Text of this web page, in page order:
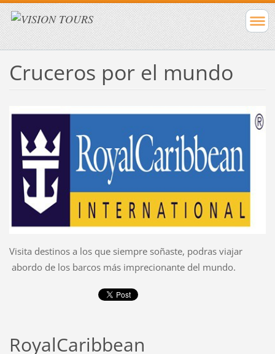
Cruceros por el mundo
Visita destinos a los que siempre soñaste, podras viajar
abordo de los barcos más imprecionante del mundo.
RoyalCaribbean